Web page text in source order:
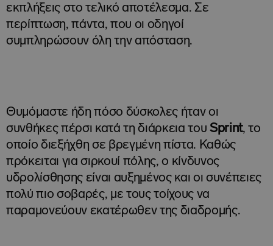
εκπλήξεις στο τελικό αποτέλεσμα. Σε
περίπτωση, πάντα, που οι οδηγοί
συμπληρώσουν όλη την απόσταση.
Θυμόμαστε ήδη πόσο δύσκολες ήταν οι
συνθήκες πέρσι κατά τη διάρκεια τουSprint, το
οποίο διεξήχθη σε βρεγμένη πίστα. Καθώς
πρόκειται για σιρκουί πόλης, ο κίνδυνος
υδρολίσθησης είναι αυξημένος και οι συνέπειες
πολύ πιο σοβαρές, με τους τοίχους να
παραμονεύουν εκατέρωθεν της διαδρομής.